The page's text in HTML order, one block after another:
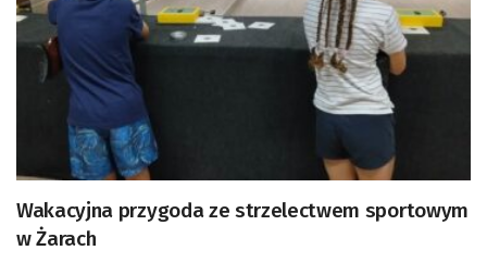
Wakacyjna przygoda ze strzelectwem sportowym
w Żarach